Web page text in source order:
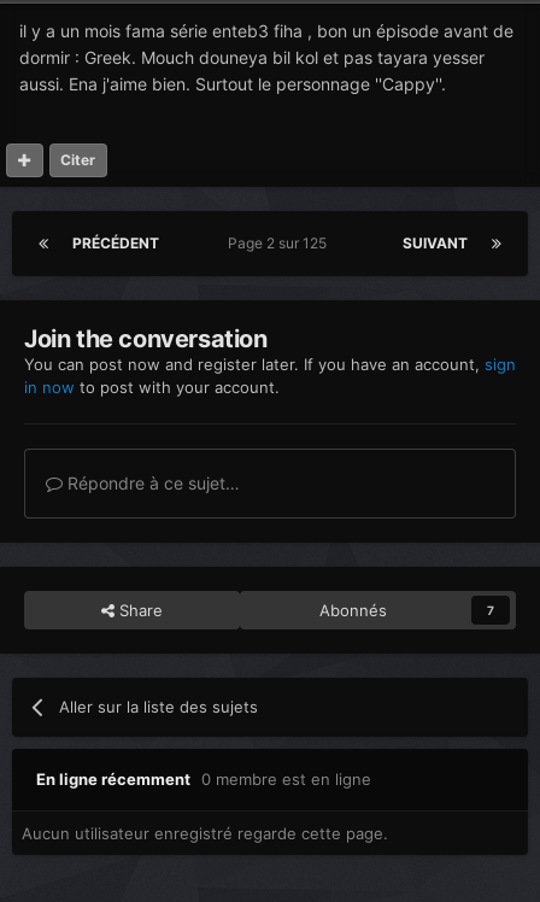
il y a un mois fama série enteb3 fiha , bon un épisode avant de
dormir : Greek. Mouch douneya bil kol et pas tayara yesser
aussi. Ena j'aime bien. Surtout le personnage ''Cappy''.
Citer
PRÉCÉDENT SUIVANT
Page 2 sur 125
Join the conversation
You can post now and register later. If you have an account, sign
in now to post with your account.
Répondre à ce sujet…
Share Abonnés 7
Aller sur la liste des sujets
En ligne récemment 0 membre est en ligne
Aucun utilisateur enregistré regarde cette page.